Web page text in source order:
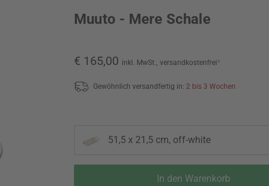
Muuto - Mere Schale
€ 165,00 inkl. MwSt., versandkostenfrei*
Gewöhnlich versandfertig in: 2 bis 3 Wochen
51,5 x 21,5 cm, off-white
In den Warenkorb